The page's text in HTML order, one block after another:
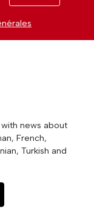
news about
French,
Turkish and